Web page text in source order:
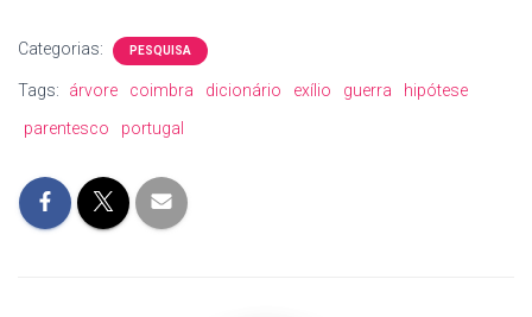
Categorias: PESQUISA
Tags: árvore coimbra dicionário exílio guerra
hipótese
parentesco
portugal